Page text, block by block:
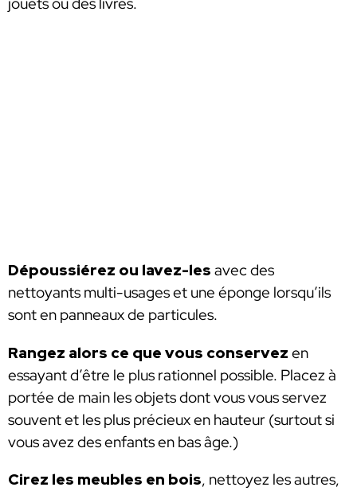
Dépoussiérez ou lavez-les avec des
nettoyants multi-usages et une éponge lorsqu’ils
sont en panneaux de particules.
Rangez alors ce que vous conservez en
essayant d’être le plus rationnel possible. Placez à
portée de main les objets dont vous vous servez
souvent et les plus précieux en hauteur (surtout si
vous avez des enfants en bas âge.)
Cirez les meubles en bois, nettoyez les autres,